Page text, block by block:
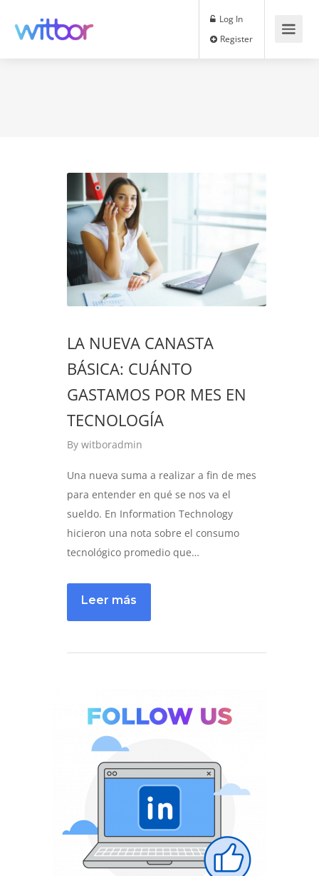
Log In
LA NUEVA CANASTA
BÁSICA: CUÁNTO
GASTAMOS POR MES EN
TECNOLOGÍA
By witboradmin
Una nueva suma a realizar a fin de mes
para entender en qué se nos va el
sueldo. En Information Technology
hicieron una nota sobre el consumo
tecnológico promedio que…